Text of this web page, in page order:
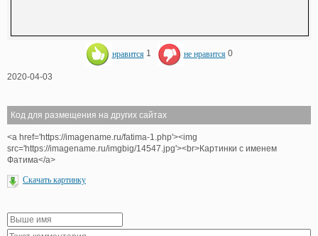
нравится 1 не нравится 0
2020-04-03
Код для размещения на других сайтах
<a href='https://imagename.ru/fatima-1.php'><img
src='https://imagename.ru/imgbig/14547.jpg'><br>Картинки с именем
Фатима</a>
Скачать картинку